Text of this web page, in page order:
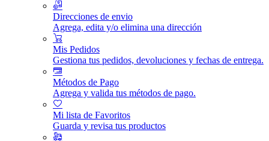
Direcciones de envio
Agrega, edita y/o elimina una dirección
Mis Pedidos
Gestiona tus pedidos, devoluciones y fechas de entrega.
Métodos de Pago
Agrega y valida tus métodos de pago.
Mi lista de Favoritos
Guarda y revisa tus productos